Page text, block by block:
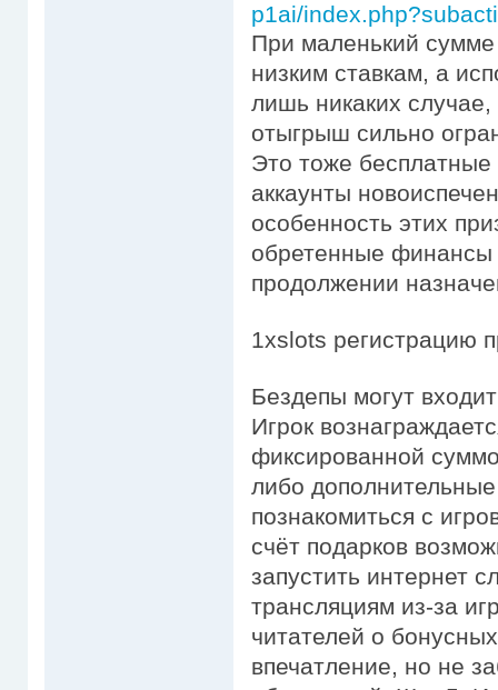
p1ai/
При маленький сумме
низким ставкам, а
лишь никаких
отыгрыш сильно
Это тоже
аккаунты
особенность этих
обретенные финансы
продолжении
1xslots регистрацию
Бездепы могут
Игрок
фиксированной
либо
познакомиться с
счёт подарков
запустить интернет
трансляциям из-за
читателей о
впечатление, но не